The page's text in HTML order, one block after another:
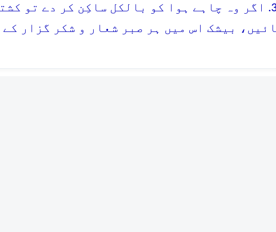
33. اگر وہ چاہے ہوا کو بالکل ساکِن کر دے تو
بیشک اس میں ہر صبر شعار و شکر گزار